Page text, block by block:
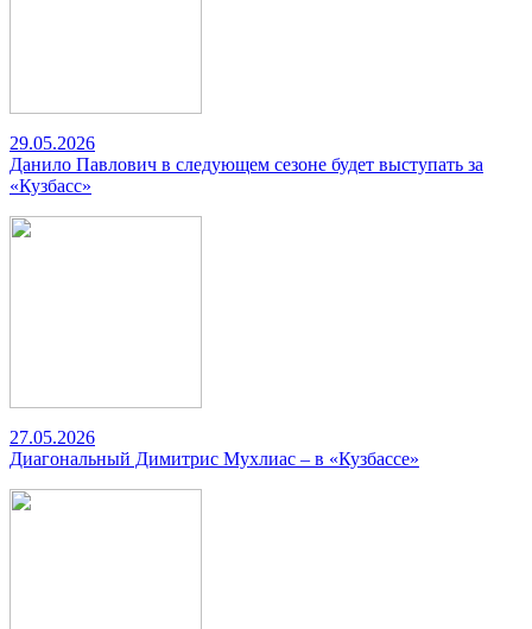
29.05.2026
Данило Павлович в следующем сезоне будет выступать за
«Кузбасс»
27.05.2026
Диагональный Димитрис Мухлиас – в «Кузбассе»